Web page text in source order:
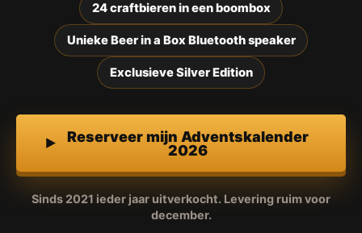
24 craftbieren in een boombox
Unieke Beer in a Box Bluetooth speaker
Exclusieve Silver Edition
Reserveer mijn Adventskalender
2026
Sinds 2021 ieder jaar uitverkocht. Levering ruim voor
december.